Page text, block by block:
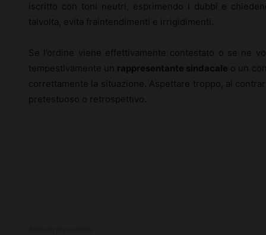
iscritto con toni neutri, esprimendo i dubbi e
talvolta, evita fraintendimenti e irrigidimenti.
Se l’ordine viene effettivamente contestato o se ne
tempestivamente un rappresentante sindacale o un
correttamente la situazione. Aspettare troppo, al
pretestuoso o retrospettivo.